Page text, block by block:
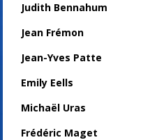
Judith Bennahum
Jean Frémon
Jean-Yves Patte
Emily Eells
Michaël Uras
Frédéric Maget